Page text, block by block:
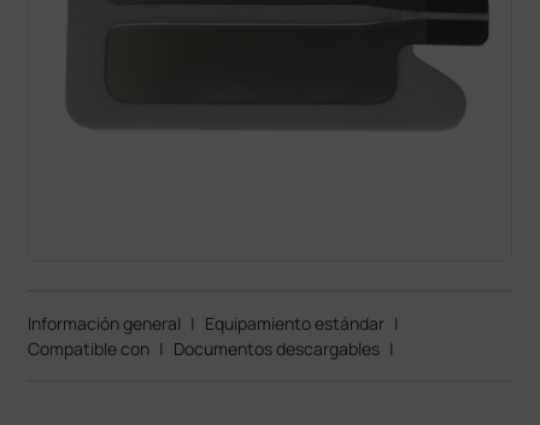
Información general | Equipamiento estándar |
Compatible con | Documentos descargables |